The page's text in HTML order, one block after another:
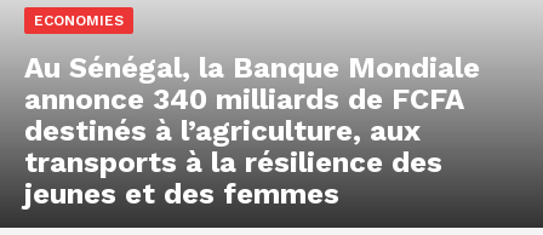
ECONOMIES
Au Sénégal, la Banque Mondiale
annonce 340 milliards de FCFA
destinés à l’agriculture, aux
transports à la résilience des
jeunes et des femmes